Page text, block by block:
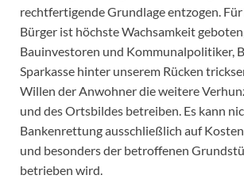
rechtfertigende Grundlage entzogen.
Bürger ist höchste Wachsamkeit
Bauinvestoren und Kommunalpolitiker,
Sparkasse hinter unserem Rücken
Willen der Anwohner die weitere
und des Ortsbildes betreiben. Es kann
Bankenrettung ausschließlich auf
und besonders der betroffenen
betrieben wird.